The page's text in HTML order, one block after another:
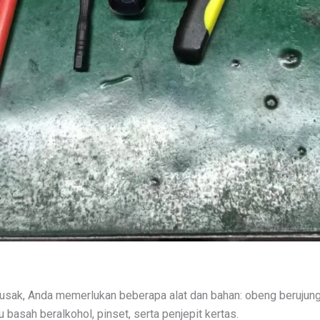
Anda memerlukan beberapa alat dan bahan: obeng
basah beralkohol, pinset, serta penjepit kertas.